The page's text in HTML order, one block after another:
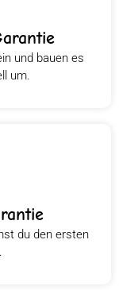
und bauen es
um.
du den ersten